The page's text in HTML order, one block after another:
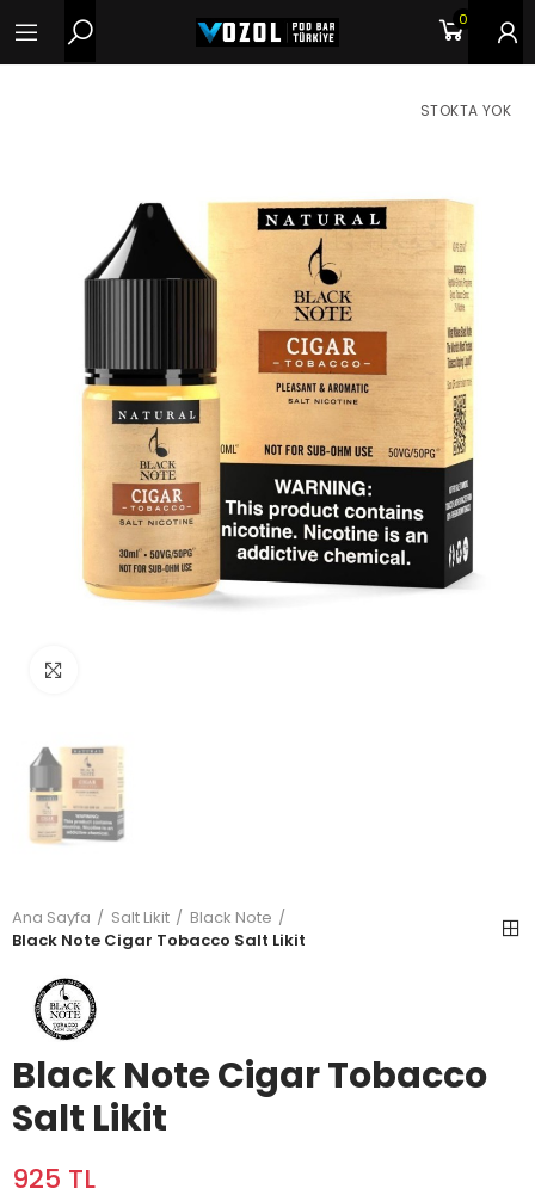
0
STOKTA YOK
Ana Sayfa Salt Likit
Black Note
Black Note Cigar Tobacco Salt Likit
Black Note Cigar Tobacco
Salt Likit
925 TL